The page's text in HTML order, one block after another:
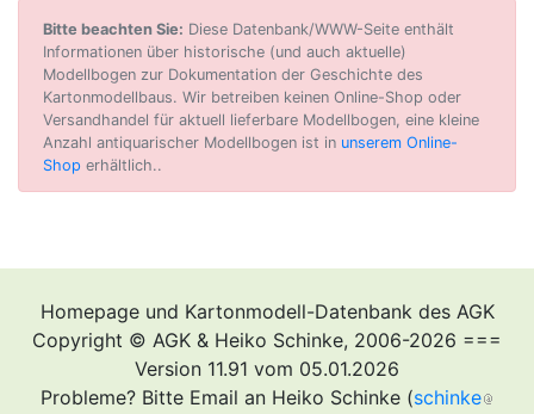
Bitte beachten Sie: Diese Datenbank/WWW-Seite enthält
Informationen über historische (und auch aktuelle)
Modellbogen zur Dokumentation der Geschichte des
Kartonmodellbaus. Wir betreiben keinen Online-Shop oder
Versandhandel für aktuell lieferbare Modellbogen, eine kleine
Anzahl antiquarischer Modellbogen ist in unserem Online-
Shop erhältlich..
Homepage und Kartonmodell-Datenbank des AGK
Copyright © AGK & Heiko Schinke, 2006-2026 ===
Version 11.91 vom 05.01.2026
Probleme? Bitte Email an Heiko Schinke (schinke